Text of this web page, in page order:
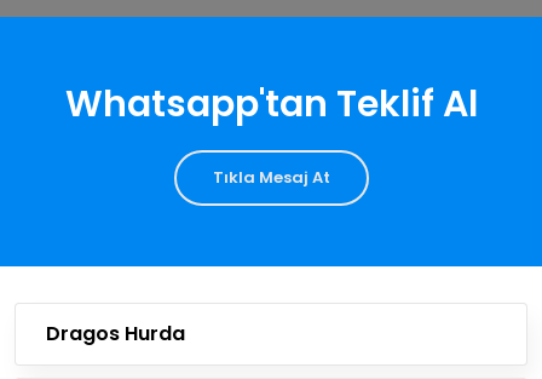
Whatsapp'tan Teklif Al
Tıkla Mesaj At
Dragos Hurda